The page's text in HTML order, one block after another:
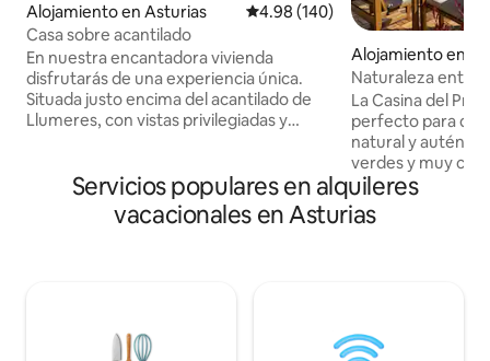
Alojamiento en Asturias Calificación promedio: 4.98 de
4.98 (140)
Casa sobre acantilado
En nuestra encantadora vivienda
disfrutarás de una experiencia única.
Situada justo encima del acantilado de
Llumeres, con vistas privilegiadas y
Asturias. Se compone de un espacioso
salón y cocina totalmente equipada, dos
terrazas (ambas con vistas al mar) baño
Alojamiento en
Naturaleza entre
casina del Prau
La Casina del
perfecto para
natural y
verdes y muy
amantes del
gastronomía
playas y rutas
mar, montaña y
Servicios populares en alquileres
vacacionales en Asturias